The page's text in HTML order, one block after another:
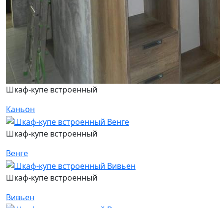
Шкаф-купе встроенный
Каньон
Шкаф-купе встроенный
Венге
Шкаф-купе встроенный
Вивьен